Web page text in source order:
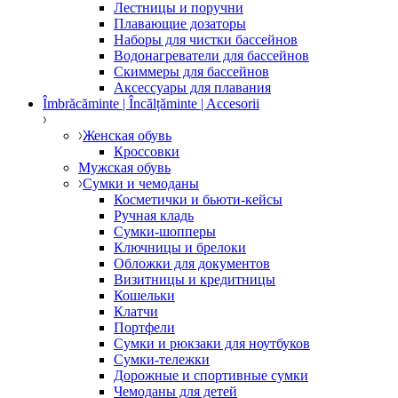
Лестницы и поручни
Плавающие дозаторы
Наборы для чистки бассейнов
Водонагреватели для бассейнов
Скиммеры для бассейнов
Аксессуары для плавания
Îmbrăcăminte | Încălțăminte | Accesorii
Женская обувь
Кроссовки
Мужская обувь
Сумки и чемоданы
Косметички и бьюти-кейсы
Ручная кладь
Сумки-шопперы
Ключницы и брелоки
Обложки для документов
Визитницы и кредитницы
Кошельки
Клатчи
Портфели
Сумки и рюкзаки для ноутбуков
Сумки-тележки
Дорожные и спортивные сумки
Чемоданы для детей